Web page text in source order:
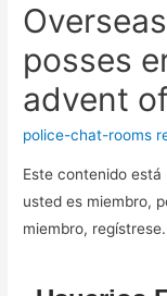
posses
advent
police-chat-rooms
Este contenido
usted es miembro,
miembro, regístrese.